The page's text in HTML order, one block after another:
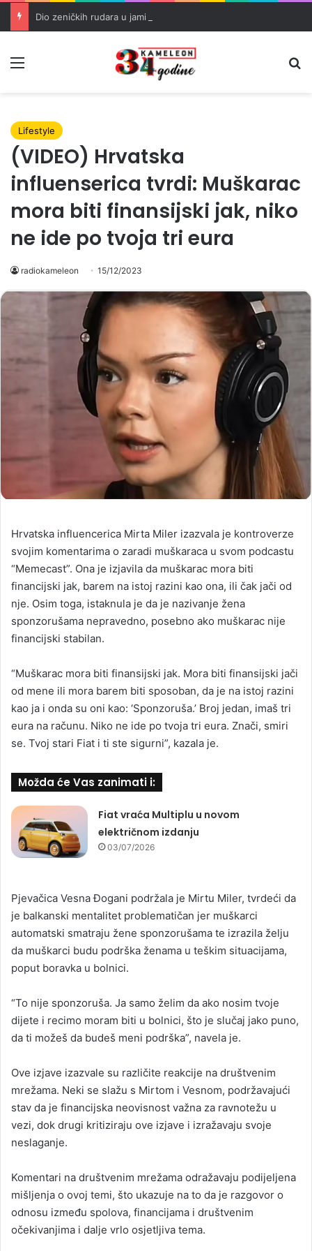
Lifestyle
(VIDEO) Hrvatska
influenserica tvrdi: Muškarac
mora biti finansijski jak, niko
ne ide po tvoja tri eura
radiokameleon 15/12/2023
Hrvatska influencerica Mirta Miler izazvala je kontroverze
svojim komentarima o zaradi muškaraca u svom podcastu
“Memecast”. Ona je izjavila da muškarac mora biti
financijski jak, barem na istoj razini kao ona, ili čak jači od
nje. Osim toga, istaknula je da je nazivanje žena
sponzorušama nepravedno, posebno ako muškarac nije
financijski stabilan.
“Muškarac mora biti finansijski jak. Mora biti finansijski jači
od mene ili mora barem biti sposoban, da je na istoj razini
kao ja i onda su oni kao: ‘Sponzoruša.’ Broj jedan, imaš tri
eura na računu. Niko ne ide po tvoja tri eura. Znači, smiri
se. Tvoj stari Fiat i ti ste sigurni”, kazala je.
Možda će Vas zanimati i:
Fiat vraća Multiplu u novom
električnom izdanju
03/07/2026
Pjevačica Vesna Đogani podržala je Mirtu Miler, tvrdeći da
je balkanski mentalitet problematičan jer muškarci
automatski smatraju žene sponzorušama te izrazila želju
da muškarci budu podrška ženama u teškim situacijama,
poput boravka u bolnici.
“To nije sponzoruša. Ja samo želim da ako nosim tvoje
dijete i recimo moram biti u bolnici, što je slučaj jako puno,
da ti možeš da budeš meni podrška”, navela je.
Ove izjave izazvale su različite reakcije na društvenim
mrežama. Neki se slažu s Mirtom i Vesnom, podržavajući
stav da je financijska neovisnost važna za ravnotežu u
vezi, dok drugi kritiziraju ove izjave i izražavaju svoje
neslaganje.
Komentari na društvenim mrežama odražavaju podijeljena
mišljenja o ovoj temi, što ukazuje na to da je razgovor o
odnosu između spolova, financijama i društvenim
očekivanjima i dalje vrlo osjetljiva tema.